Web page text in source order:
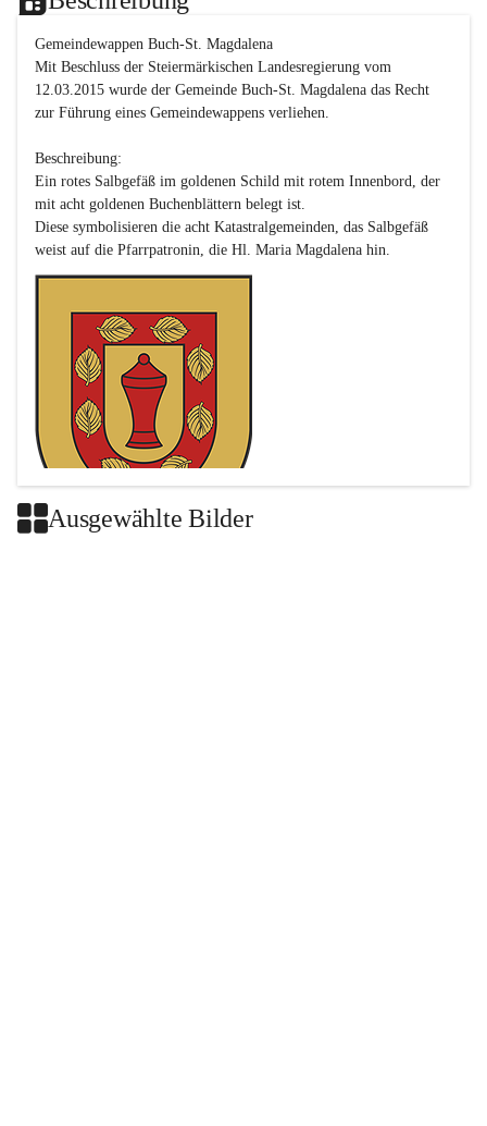
Gemeindewappen Buch-St. Magdalena
Mit Beschluss der Steiermärkischen Landesregierung vom
12.03.2015 wurde der Gemeinde Buch-St. Magdalena das Recht
zur Führung eines Gemeindewappens verliehen.
Beschreibung:
Ein rotes Salbgefäß im goldenen Schild mit rotem Innenbord, der
mit acht goldenen Buchenblättern belegt ist.
Diese symbolisieren die acht Katastralgemeinden, das Salbgefäß
Ausgewählte Bilder